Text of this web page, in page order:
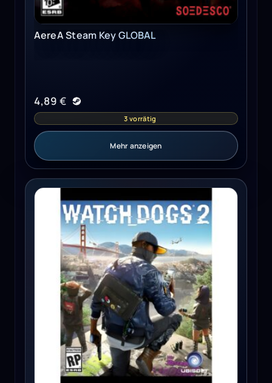
AereA Steam Key GLOBAL
4,89 €
3 vorrätig
Mehr anzeigen
Watch Dogs 2 Ubisoft Connect Key GLOBAL